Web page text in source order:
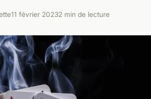
11 février 20232 min de lecture